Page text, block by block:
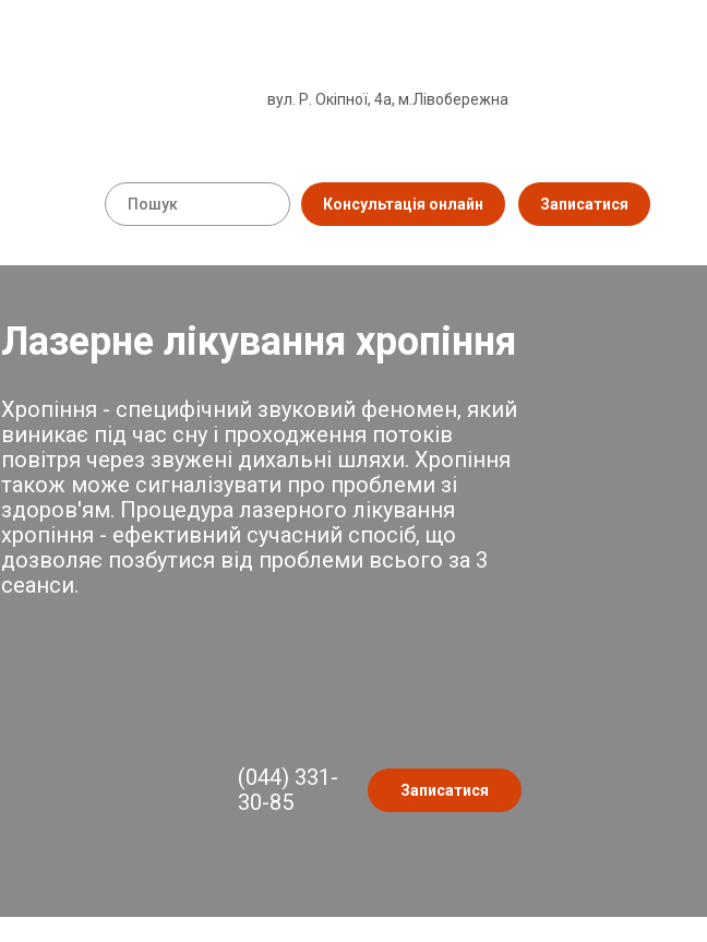
вул. Р. Окіпної, 4а, м.Лівобережна
Консультація онлайн Записатися
Лазерне лікування хропіння
Хропіння - специфічний звуковий феномен, який
виникає під час сну і проходження потоків
повітря через звужені дихальні шляхи. Хропіння
також може сигналізувати про проблеми зі
здоров'ям. Процедура лазерного лікування
хропіння - ефективний сучасний спосіб, що
дозволяє позбутися від проблеми всього за 3
сеанси.
(044) 331-
30-85
Записатися